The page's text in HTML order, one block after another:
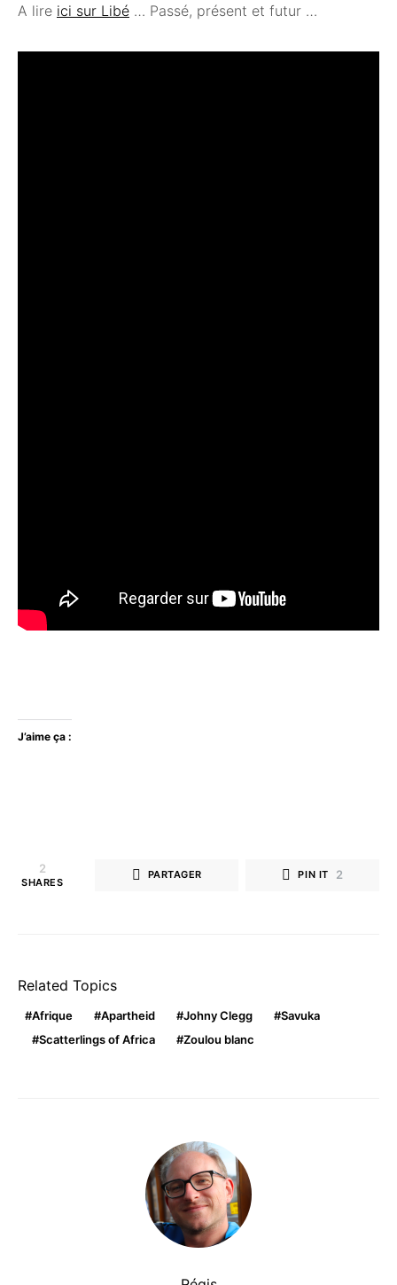
A lire ici sur Libé … Passé, présent et futur …
J’aime ça :
2
SHARES
PARTAGER PIN IT 2
Related Topics
Afrique Apartheid Johny Clegg
Savuka
Scatterlings of Africa
Zoulou blanc